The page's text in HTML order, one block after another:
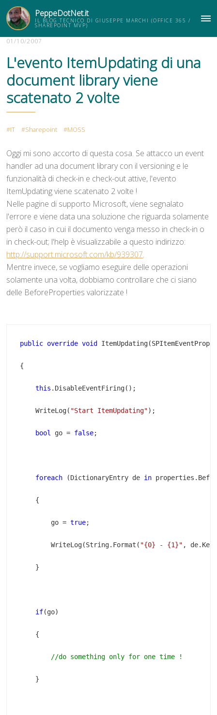
PeppeDotNet.it
IL BLOG TECNICO DI GIUSEPPE MARCHI (OFFICE 365 /
SHAREPOINT MVP)
01/10/2007
L'evento ItemUpdating di una
document library viene
scatenato 2 volte
IT Sharepoint MOSS
Oggi mi sono accorto di questa cosa. Se attacco un event
handler ad una document library con il versioning e le
funzionalità di check-in e check-out attive, l'evento
ItemUpdating viene scatenato 2 volte !
Nelle pagine di supporto Microsoft, viene segnalato
l'errore e viene data una soluzione che riguarda solamente
però il caso in cui il documento venga messo in check-in o
in check-out; l'help è visualizzabile a questo indirizzo:
http://support.microsoft.com/kb/939307.
Mentre invece, se vogliamo eseguire delle operazioni
solamente una volta, dobbiamo controllare che ci siano
delle BeforeProperties valorizzate !
public override void
this
    WriteLog(
"Start ItemUpdating"
bool go = false
foreach (DictionaryEntry de in
        go =
true
        WriteLog(String.Format(
"{0} - {1}"
if